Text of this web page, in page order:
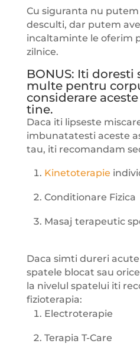
Cu siguranta nu
desculti, dar putem
incaltaminte le oferim
zilnice.
BONUS: Iti doresti
multe pentru
considerare
tine.
Daca iti lipseste
imbunatatesti aceste
tau, iti recomandam
Kinetoterapie
Conditionare Fizica
Masaj terapeutic
Daca simti dureri
spatele blocat sau
la nivelul spatelui iti
fizioterapia:
Electroterapie
Terapia T-Care